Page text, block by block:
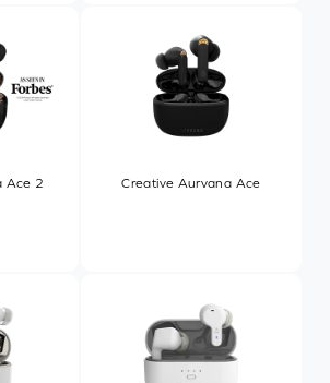
Ace 2 Creative Aurvana Ace